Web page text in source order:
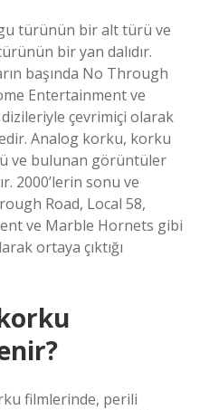
türünün bir alt türü ve
bir yan dalıdır.
başında No Through
Entertainment ve
çevrimiçi olarak
Analog korku, korku
ve bulunan görüntüler
2000’lerin sonu ve
Road, Local 58,
ve Marble Hornets gibi
ortaya çıktığı
filmlerinde, perili